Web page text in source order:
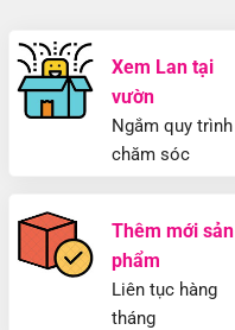
Xem Lan tại
vườn
Ngắm quy trình
chăm sóc
Thêm mới sản
phẩm
Liên tục hàng
tháng